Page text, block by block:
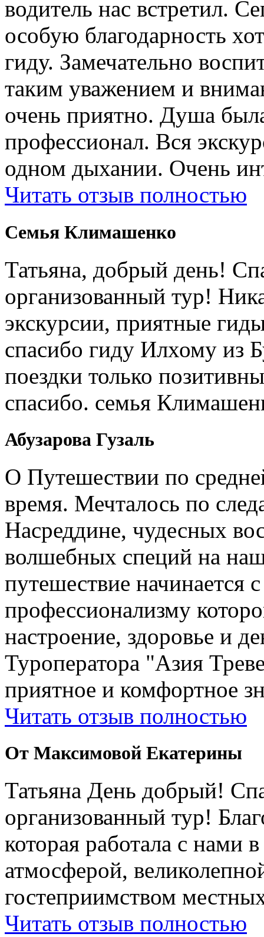
водитель нас встретил.
особую благодарность
гиду. Замечательно
таким уважением и
очень приятно. Душа
профессионал. Вся
одном дыхании. Очень
Читать отзыв полностью
Cемья Климашенко
Татьяна, добрый день!
организованный тур!
экскурсии, приятные
спасибо гиду Илхому из
поездки только
спасибо. семья
Абузарова Гузаль
О Путешествии по
время. Мечталось по
Насреддине, чудесных
волшебных специй на
путешествие
профессионализму
настроение, здоровье и
Туроператора "Азия
приятное и комфортное
Читать отзыв полностью
От Максимовой Екатерины
Татьяна День добрый!
организованный тур!
которая работала с нами
атмосферой,
гостеприимством
Читать отзыв полностью